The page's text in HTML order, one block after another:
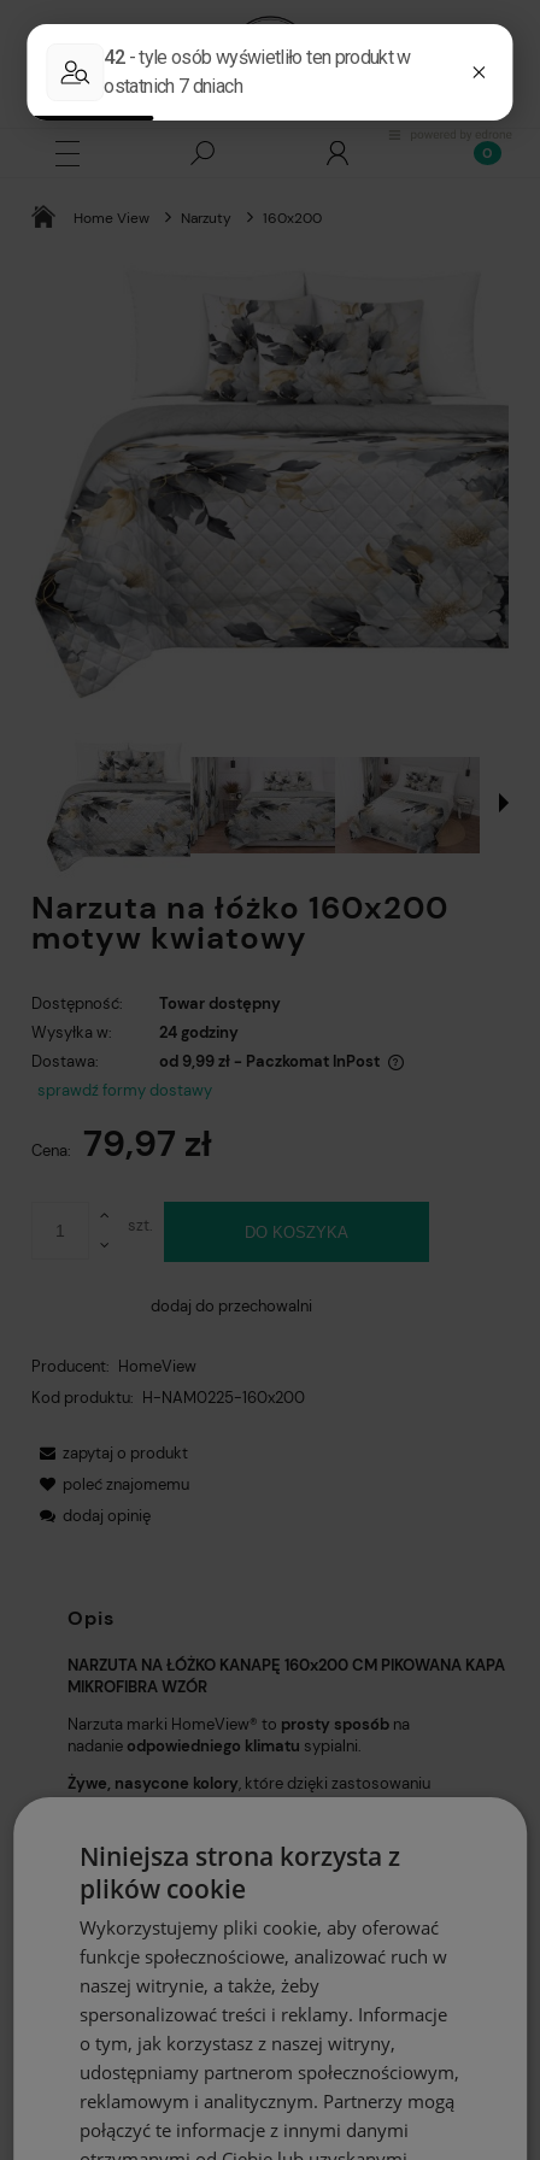
Home View Narzuty 160x200
Narzuta na łóżko 160x200
motyw kwiatowy
Dostępność:
Towar dostępny
Wysyłka w:
24 godziny
Dostawa:
od 9,99 zł - Paczkomat InPost
Cena nie zawiera ewentualnych kosztów płatności
sprawdź formy dostawy
Cena: 79,97 zł
szt. DO KOSZYKA
dodaj do przechowalni
Producent: HomeView
Kod produktu: H-NAM0225-160x200
zapytaj o produkt
poleć znajomemu
dodaj opinię
Opis
NARZUTA NA ŁÓŻKO KANAPĘ 160x200 CM PIKOWANA KAPA
MIKROFIBRA WZÓR
Narzuta marki HomeView®️ to prosty sposób na
nadanie odpowiedniego klimatu sypialni.
Żywe, nasycone kolory, które dzięki zastosowaniu
Z prawej strony z modnymwzorem , lewa strona w
Narzuta zaprojektowana i wyprodukowana w naszej
pracowniw Polsce.
Produkty marki HomeView®️ polecamy osobom, które
ceniąjakość,staranność wykonania
Dlaczego warto wybrać narzuty HomeView®️:
✅ wykonane z wyselekcjonowanej
tkaniny , o strukturze i
gramaturze odpowiedniej dla poczucia komfortu
✅ gwarancja zakupuoryginalnychnarzut marki HomeView®️,
Niniejsza strona korzysta z
plików cookie
Wykorzystujemy pliki cookie, aby oferować
funkcje społecznościowe, analizować ruch w
naszej witrynie, a także, żeby
spersonalizować treści i reklamy. Informacje
o tym, jak korzystasz z naszej witryny,
udostępniamy partnerom społecznościowym,
reklamowym i analitycznym. Partnerzy mogą
połączyć te informacje z innymi danymi